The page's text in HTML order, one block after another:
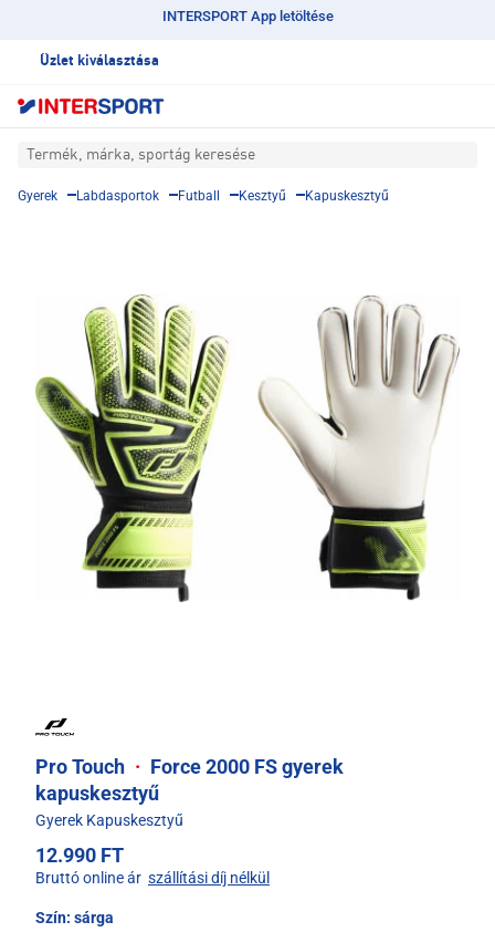
INTERSPORT App letöltése
Üzlet kiválasztása
Termék, márka, sportág keresése
Gyerek Labdasportok Futball Kesztyű Kapuskesztyű
Pro Touch · Force 2000 FS gyerek
kapuskesztyű
Gyerek Kapuskesztyű
12.990 FT
Bruttó online ár szállítási díj nélkül
Szín: sárga